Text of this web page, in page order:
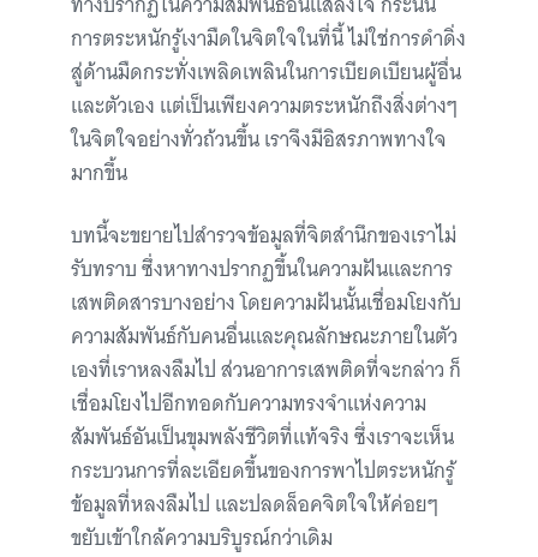
การตระหนักรู้เงามืดในจิตใจในที่นี้ ไม่ใช่การดำดิ่ง
สู่ด้านมืดกระทั่งเพลิดเพลินในการเบียดเบียนผู้อื่น
และตัวเอง แต่เป็นเพียงความตระหนักถึงสิ่งต่างๆ
ในจิตใจอย่างทั่วถ้วนขึ้น เราจึงมีอิสรภาพทางใจ
มากขึ้น
บทนี้จะขยายไปสำรวจข้อมูลที่จิตสำนึกของเราไม่
รับทราบ ซึ่งหาทางปรากฏขึ้นในความฝันและการ
เสพติดสารบางอย่าง โดยความฝันนั้นเชื่อมโยงกับ
ความสัมพันธ์กับคนอื่นและคุณลักษณะภายในตัว
เองที่เราหลงลืมไป ส่วนอาการเสพติดที่จะกล่าว ก็
เชื่อมโยงไปอีกทอดกับความทรงจำแห่งความ
สัมพันธ์อันเป็นขุมพลังชีวิตที่แท้จริง ซึ่งเราจะเห็น
กระบวนการที่ละเอียดขึ้นของการพาไปตระหนักรู้
ข้อมูลที่หลงลืมไป และปลดล็อคจิตใจให้ค่อยๆ
ขยับเข้าใกล้ความบริบูรณ์กว่าเดิม